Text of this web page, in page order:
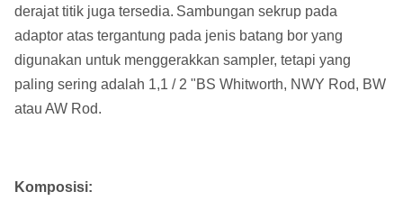
derajat titik juga tersedia. Sambungan sekrup pada
adaptor atas tergantung pada jenis batang bor yang
digunakan untuk menggerakkan sampler, tetapi yang
paling sering adalah 1,1 / 2 "BS Whitworth, NWY Rod, BW
atau AW Rod.
Komposisi: